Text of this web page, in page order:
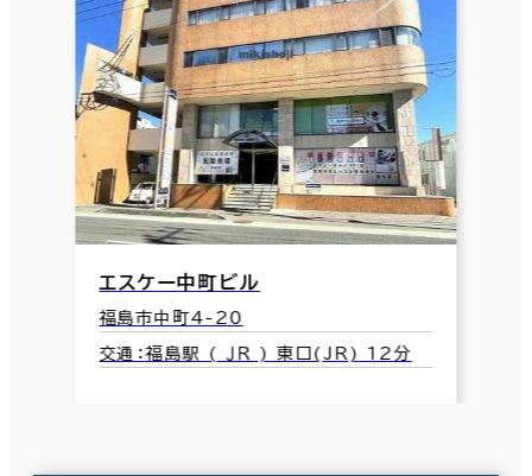
エスケー中町ビル
福島市中町4-20
交通：福島駅 ( ＪＲ ) 東口(JR) 12分